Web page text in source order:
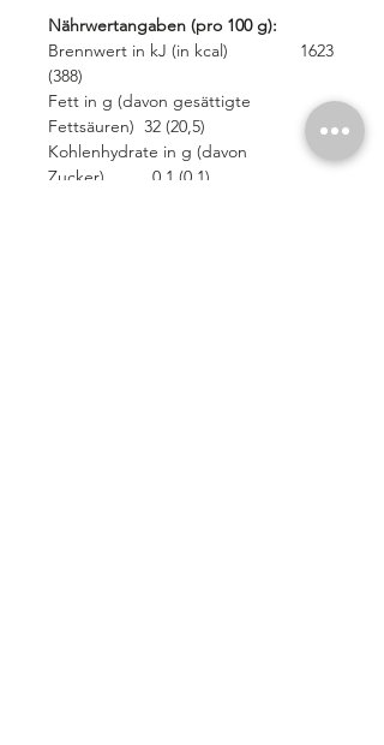
Nährwertangaben (pro 100 g):
Brennwert in kJ (in kcal) 1623
(388)
Fett in g (davon gesättigte
Fettsäuren) 32 (20,5)
Kohlenhydrate in g (davon
Zucker) 0,1 (0,1)